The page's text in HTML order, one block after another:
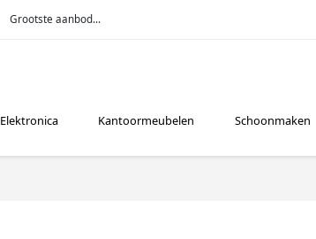
Grootste aanbod...
Elektronica Kantoormeubelen Schoonmaken